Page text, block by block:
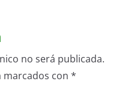
no será publicada.
marcados con *